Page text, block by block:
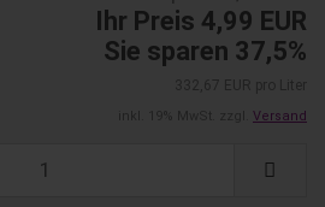
Ihr Preis 4,99 EUR
Sie sparen 37,5%
Versand